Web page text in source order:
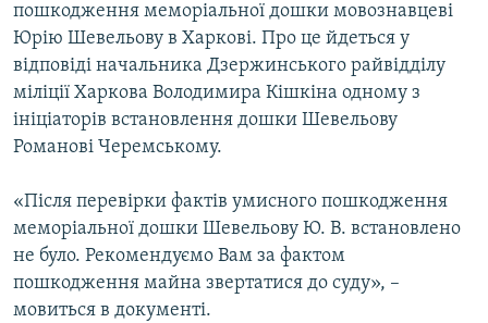
Усі сайти RFE/RL
пошкодження меморіальної дошки мовознавцеві
Юрію Шевельову в Харкові. Про це йдеться у
відповіді начальника Дзержинського райвідділу
міліції Харкова Володимира Кішкіна одному з
ініціаторів встановлення дошки Шевельову
Романові Черемському.
«Після перевірки фактів умисного пошкодження
меморіальної дошки Шевельову Ю. В. встановлено
не було. Рекомендуємо Вам за фактом
пошкодження майна звертатися до суду», –
мовиться в документі.